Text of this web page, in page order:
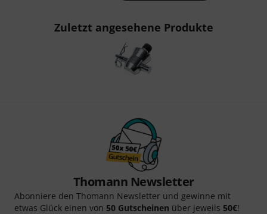
Zuletzt angesehene Produkte
Thomann Newsletter
Abonniere den Thomann Newsletter und gewinne mit
etwas Glück einen von 50 Gutscheinen über jeweils 50€!